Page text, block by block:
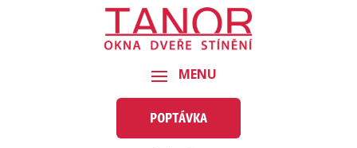
POPTÁVKA